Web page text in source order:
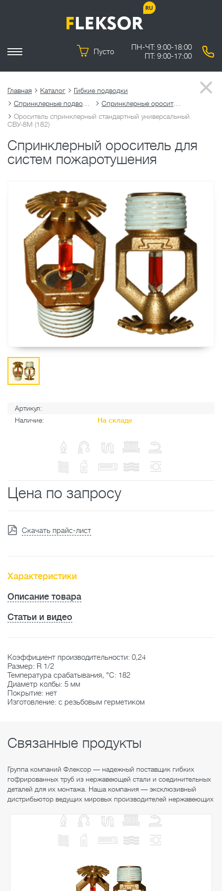
Пусто
ПН-ЧТ: 9:00-18:00
ПТ: 9:00-17:00
Главная Каталог
Гибкие подводки
Спринклерные оросители
Ороситель спринклерный стандартный универсальный
СВУ-8М (182)
Спринклерный ороситель для
систем пожаротушения
Артикул:
Наличие:
На складе
Цена по запросу
Скачать прайс-лист
Характеристики
Описание товара
Статьи и видео
Коэффициент производительности: 0,24
Размер: R 1/2
Температура срабатывания, °C: 182
Диаметр колбы: 5 мм
Покрытие: нет
Изготовление: с резьбовым герметиком
Связанные продукты
Группа компаний Флексор — надежный поставщик гибких
гофрированных труб из нержавеющей стали и соединительных
деталей для их монтажа. Наша компания — эксклюзивный
дистрибьютор ведущих мировых производителей нержавеющих